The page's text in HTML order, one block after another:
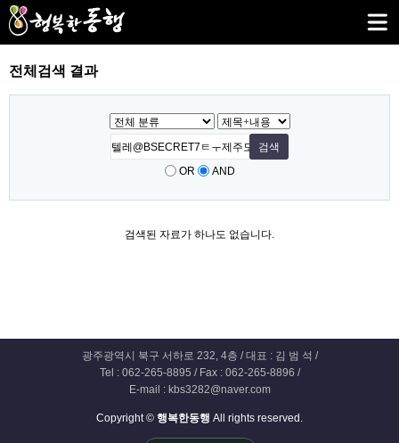
전체검색 결과
OR AND
검색된 자료가 하나도 없습니다.
광주광역시 북구 서하로 232, 4층 / 대표 : 김 범 석 /
Tel : 062-265-8895 / Fax : 062-265-8896 /
E-mail : kbs3282@naver.com
Copyright © 행복한동행 All rights reserved.